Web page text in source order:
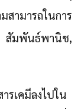
สามารถในการ
สัมพันธ์พานิช,
รเคมีลงไปใน